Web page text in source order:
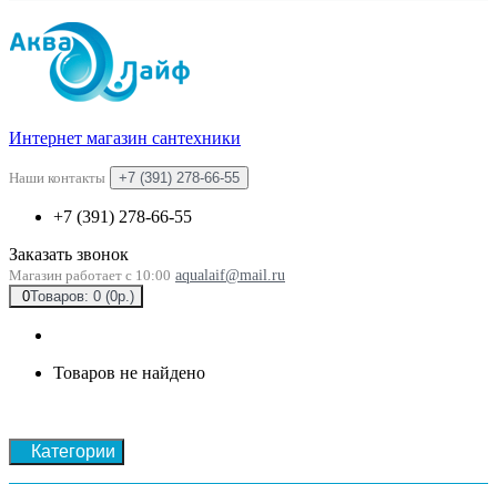
Интернет магазин сантехники
Наши контакты +7 (391) 278-66-55
+7 (391) 278-66-55
Заказать звонок
Магазин работает с 10:00 aqualaif@mail.ru
0Товаров: 0 (0р.)
Товаров не найдено
Категории